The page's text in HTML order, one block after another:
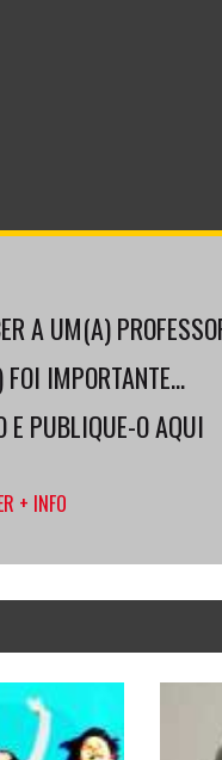
A UM(A)
IMPORTANTE...
E PUBLIQUE-O AQUI
+ INFO